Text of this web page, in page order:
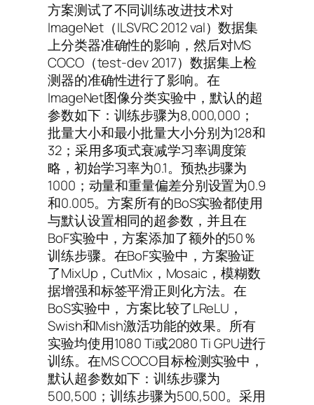
方案测试了不同训练改进技术对
ImageNet（ILSVRC 2012 val）数据集
上分类器准确性的影响，然后对MS
COCO（test-dev 2017）数据集上检
测器的准确性进行了影响。在
ImageNet图像分类实验中，默认的超
参数如下：训练步骤为8,000,000；
批量大小和最小批量大小分别为128和
32；采用多项式衰减学习率调度策
略，初始学习率为0.1。预热步骤为
1000；动量和重量偏差分别设置为0.9
和0.005。方案所有的BoS实验都使用
与默认设置相同的超参数，并且在
BoF实验中，方案添加了额外的50％
训练步骤。在BoF实验中，方案验证
了MixUp，CutMix，Mosaic，模糊数
据增强和标签平滑正则化方法。在
BoS实验中， 方案比较了LReLU，
Swish和Mish激活功能的效果。所有
实验均使用1080 Ti或2080 Ti GPU进行
训练。在MS COCO目标检测实验中，
默认超参数如下：训练步骤为
500,500；训练步骤为500,500。采用